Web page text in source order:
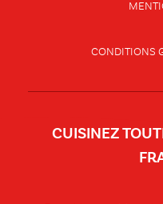
CONDITIONS
CUISINEZ